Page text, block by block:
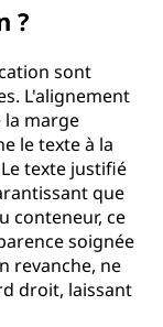
?
sont
L'alignement
marge
le texte à la
texte justifié
que
conteneur, ce
soignée
revanche, ne
droit, laissant